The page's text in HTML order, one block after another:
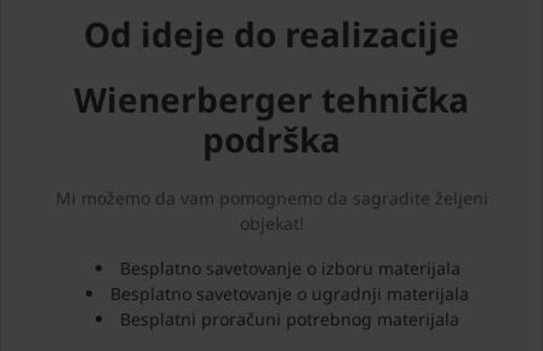
Od ideje do realizacije
Wienerberger tehnička
podrška
Mi možemo da vam pomognemo da sagradite željeni
objekat!
Besplatno savetovanje o izboru materijala
Besplatno savetovanje o ugradnji materijala
Besplatni proračuni potrebnog materijala